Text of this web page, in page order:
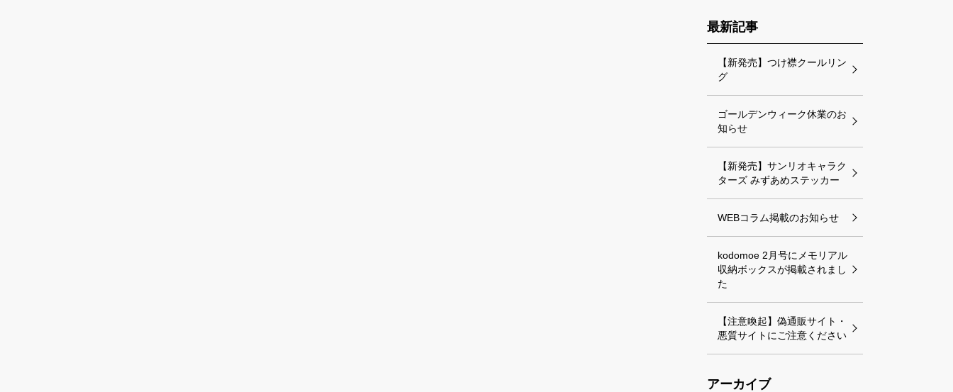
最新記事
【新発売】つけ襟クールリン
グ
ゴールデンウィーク休業のお
知らせ
【新発売】サンリオキャラク
ターズ みずあめステッカー
WEBコラム掲載のお知らせ
kodomoe 2月号にメモリアル
収納ボックスが掲載されまし
た
【注意喚起】偽通販サイト・
悪質サイトにご注意ください
アーカイブ